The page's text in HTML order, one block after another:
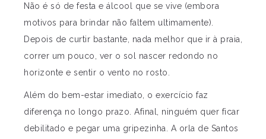
Não é só de festa e álcool que se vive (embora
motivos para brindar não faltem ultimamente).
Depois de curtir bastante, nada melhor que ir à praia,
correr um pouco, ver o sol nascer redondo no
horizonte e sentir o vento no rosto.
Além do bem-estar imediato, o exercício faz
diferença no longo prazo. Afinal, ninguém quer ficar
debilitado e pegar uma gripezinha. A orla de Santos